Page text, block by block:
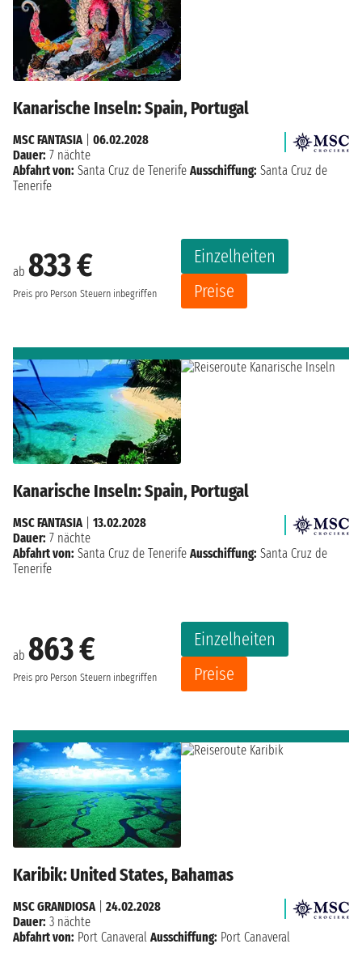
Kanarische Inseln: Spain, Portugal
ab 833 €
Preis pro Person Steuern inbegriffen
Einzelheiten
Preise
MSC FANTASIA
06.02.2028
Dauer: 7 nächte
Abfahrt von: Santa Cruz de Tenerife Ausschiffung: Santa Cruz de
Tenerife
Kanarische Inseln: Spain, Portugal
ab 863 €
Preis pro Person Steuern inbegriffen
Einzelheiten
Preise
MSC FANTASIA| 13.02.2028
Dauer: 7 nächte
Abfahrt von: Santa Cruz de Tenerife Ausschiffung: Santa Cruz de
Tenerife
Karibik: United States, Bahamas
MSC GRANDIOSA
24.02.2028
Dauer: 3 nächte
Abfahrt von: Port Canaveral Ausschiffung: Port Canaveral